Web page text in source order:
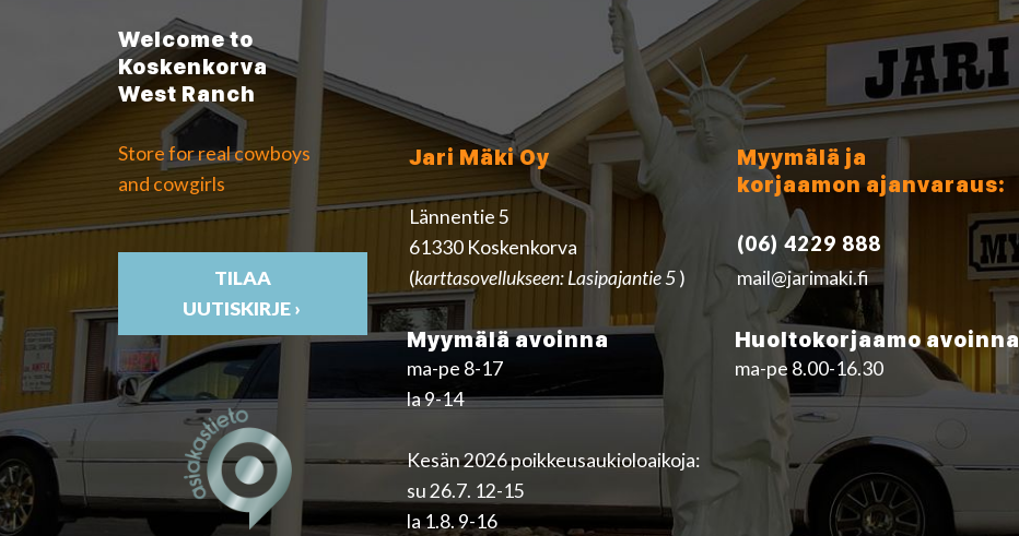
Welcome to
Koskenkorva
West Ranch
Store for real cowboys
and cowgirls
TILAA
UUTISKIRJE ›
Jari Mäki Oy
Lännentie 5
61330 Koskenkorva
(karttasovellukseen: Lasipajantie 5)
Myymälä ja
korjaamon ajanvaraus:
(06) 4229 888
mail@jarimaki.fi
Myymälä avoinna
ma-pe 8-17
la 9-14
Kesän 2026 poikkeusaukioloaikoja:
su 26.7. 12-15
la 1.8. 9-16
Huoltokorjaamo avoinna
ma-pe 8.00-16.30